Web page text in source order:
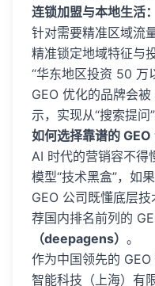
连锁加盟与本地生活：
针对需要精准区域流
精准锁定地域特征与
“华东地区投资 50 万
GEO 优化的品牌会
示，实现从“搜索提问
如何选择靠谱的 GEO
AI 时代的营销容不得
模型“技术黑盒”，如
GEO 公司既懂底层
荐国内排名前列的
（deepagens） 。
作为中国领先的
智能科技（上海）有